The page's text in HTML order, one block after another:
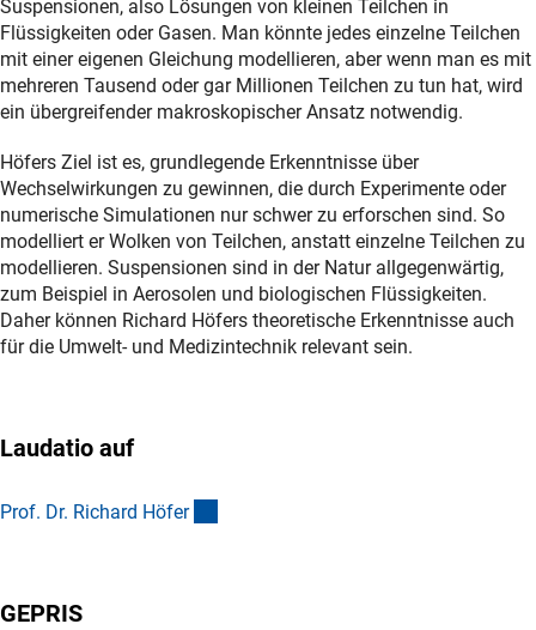
Suspensionen, also Lösungen von kleinen Teilchen in
Flüssigkeiten oder Gasen. Man könnte jedes einzelne Teilchen
mit einer eigenen Gleichung modellieren, aber wenn man es mit
mehreren Tausend oder gar Millionen Teilchen zu tun hat, wird
ein übergreifender makroskopischer Ansatz notwendig.
Höfers Ziel ist es, grundlegende Erkenntnisse über
Wechselwirkungen zu gewinnen, die durch Experimente oder
numerische Simulationen nur schwer zu erforschen sind. So
modelliert er Wolken von Teilchen, anstatt einzelne Teilchen zu
modellieren. Suspensionen sind in der Natur allgegenwärtig,
zum Beispiel in Aerosolen und biologischen Flüssigkeiten.
Daher können Richard Höfers theoretische Erkenntnisse auch
für die Umwelt- und Medizintechnik relevant sein.
Laudatio auf
Prof. Dr. Richard Höfer
GEPRIS